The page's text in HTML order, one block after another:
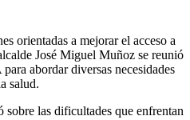
orientadas a mejorar el acceso a
José Miguel Muñoz se reunió
abordar diversas necesidades
salud.
sobre las dificultades que enfrentan